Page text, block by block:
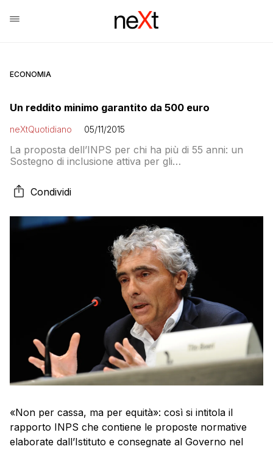
ECONOMIA
Un reddito minimo garantito da 500 euro
neXtQuotidiano 05/11/2015
La proposta dell’INPS per chi ha più di 55 anni: un
Sostegno di inclusione attiva per gli
povertà verranno da 250mila pensionati d’oro. Tra
possibili perdenti anche 4mila percettori di vitalizi per
Condividi
«Non per cassa, ma per equità»: così si intitola il
rapporto INPS che contiene le proposte normative
elaborate dall’Istituto e consegnate al Governo nel